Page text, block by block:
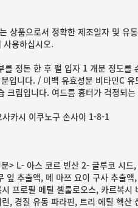
상품으로서 정확한 제조일자 및 유
용하십시오.
를 정돈 한 후 펄 입자 1 개분 정도
입니다. / 미백 유효성분 비타민C
크림입니다. 여드름 흉터가 걱정되
카시 이쿠노구 손사이 1-8-1
> L- 아스 코르 빈산 2- 글루코 시
잎 추출액, 메 마쯔 요이 구사 추출
프로필 메틸 셀룰로오스, 카르복
, 경질 유동 파라핀, 트리 에틸 헥